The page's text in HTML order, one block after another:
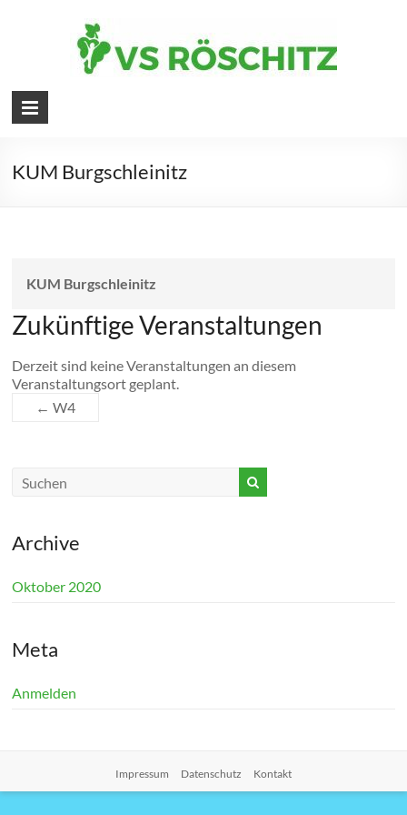
Volksschule
KUM Burgschleinitz
KUM Burgschleinitz
Zukünftige Veranstaltungen
Derzeit sind keine Veranstaltungen an diesem
Veranstaltungsort geplant.
← W4
Archive
Oktober 2020
Meta
Anmelden
Impressum Datenschutz Kontakt